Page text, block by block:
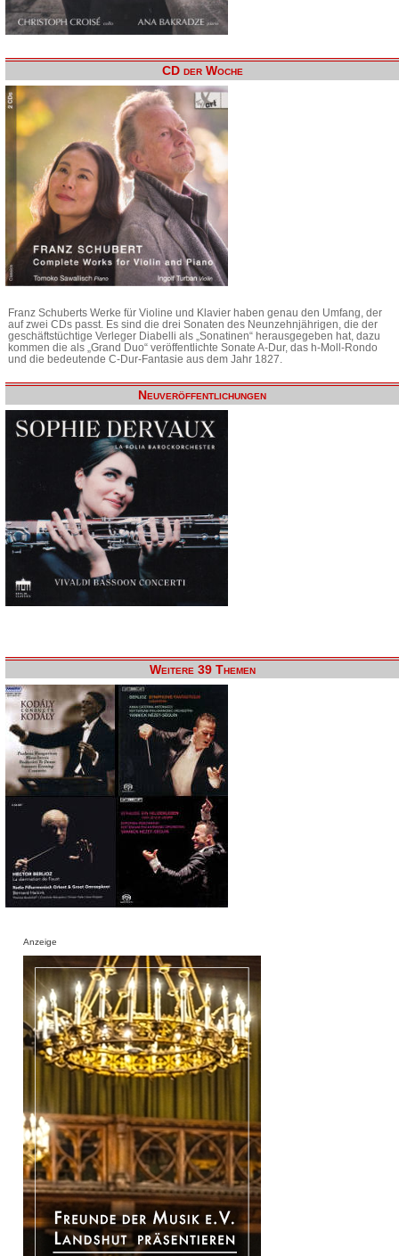
CD der Woche
Franz Schuberts Werke für Violine und Klavier haben genau den Umfang, der
auf zwei CDs passt. Es sind die drei Sonaten des Neunzehnjährigen, die der
geschäftstüchtige Verleger Diabelli als „Sonatinen“ herausgegeben hat, dazu
kommen die als „Grand Duo“ veröffentlichte Sonate A-Dur, das h-Moll-Rondo
und die bedeutende C-Dur-Fantasie aus dem Jahr 1827.
Neuveröffentlichungen
Weitere 39 Themen
Anzeige